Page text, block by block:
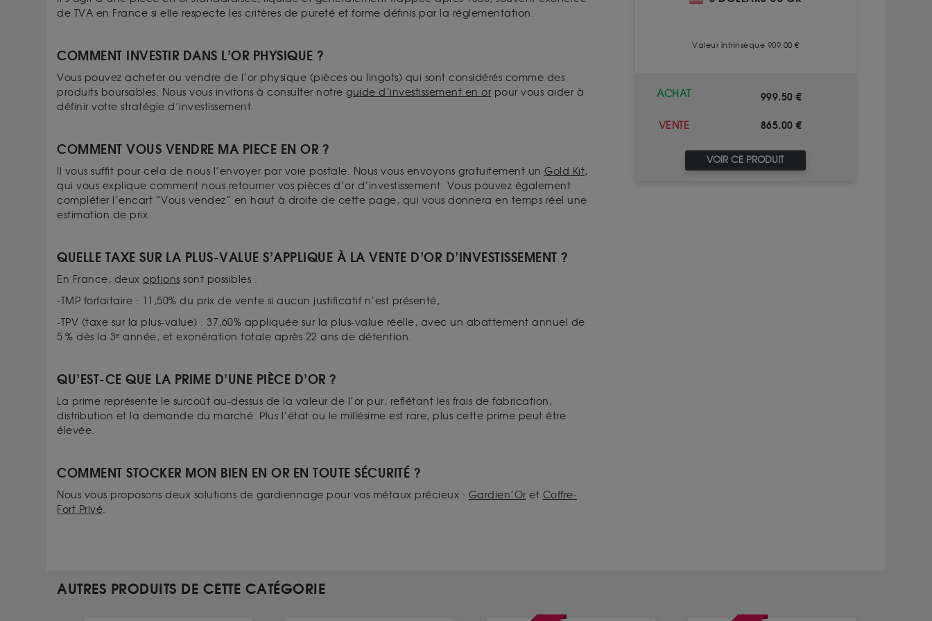
de TVA en France si elle respecte les critères de pureté et forme définis par la réglementation.
COMMENT INVESTIR DANS L’OR PHYSIQUE ?
Vous pouvez acheter ou vendre de l’or physique (pièces ou lingots) qui sont considérés comme des
produits boursables. Nous vous invitons à consulter notre guide d’investissement en or pour vous aider à
définir votre stratégie d’investissement.
COMMENT VOUS VENDRE MA PIECE EN OR ?
Il vous suffit pour cela de nous l’envoyer par voie postale. Nous vous envoyons gratuitement un Gold Kit,
qui vous explique comment nous retourner vos pièces d’or d’investissement. Vous pouvez également
compléter l’encart “Vous vendez” en haut à droite de cette page, qui vous donnera en temps réel une
estimation de prix.
QUELLE TAXE SUR LA PLUS-VALUE S’APPLIQUE À LA VENTE D’OR D’INVESTISSEMENT ?
En France, deux options sont possibles :
-TMP forfaitaire : 11,50% du prix de vente si aucun justificatif n’est présenté,
-TPV (taxe sur la plus-value) : 37,60% appliquée sur la plus-value réelle, avec un abattement annuel de
5 % dès la 3ᵉ année, et exonération totale après 22 ans de détention.
QU’EST-CE QUE LA PRIME D’UNE PIÈCE D’OR ?
La prime représente le surcoût au-dessus de la valeur de l’or pur, reflétant les frais de fabrication,
distribution et la demande du marché. Plus l’état ou le millésime est rare, plus cette prime peut être
élevée.
COMMENT STOCKER MON BIEN EN OR EN TOUTE SÉCURITÉ ?
Nous vous proposons deux solutions de gardiennage pour vos métaux précieux : Gardien’Or et Coffre-
Fort Privé.
Valeur intrinsèque 909.00 €
ACHAT 999.50 €
VENTE 865.00 €
VOIR CE PRODUIT
AUTRES PRODUITS DE CETTE CATÉGORIE